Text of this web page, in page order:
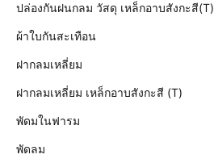
ปล่องกันฝนกลม วัสดุ เหล็กอาบสังกะสี(T)
ผ้าใบกันสะเทือน
ฝากลมเหลี่ยม
ฝากลมเหลี่ยม เหล็กอาบสังกะสี (T)
พัดมในฟารม
พัดลม